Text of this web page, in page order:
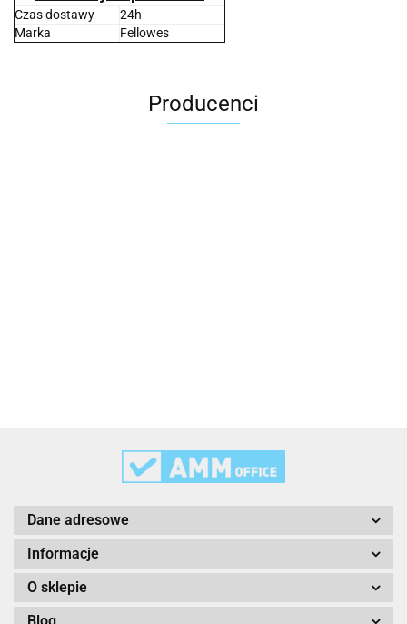
Czas dostawy
24h
Marka
Fellowes
Producenci
Dane adresowe
Informacje
O sklepie